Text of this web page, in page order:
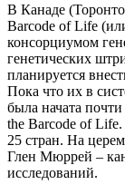
В Канаде
Barcode of Life
консорциумом
генетических
планируется
Пока что их в
была начата
the Barcode of
25 стран. На
Глен Мюррей –
исследований.